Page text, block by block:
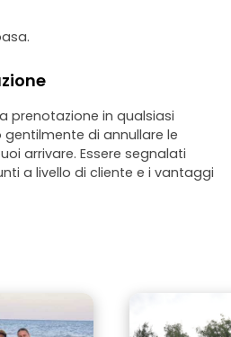
prenotazione in qualsiasi
di annullare le
arrivare. Essere segnalati
a livello di cliente e i vantaggi